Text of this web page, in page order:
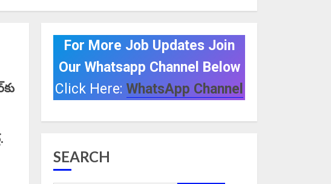
For More Job Updates Join
Our Whatsapp Channel Below
Click Here:WhatsApp Channel
SEARCH